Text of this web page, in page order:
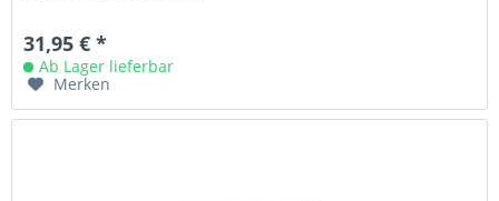
31,95 € *
Ab Lager lieferbar
Merken